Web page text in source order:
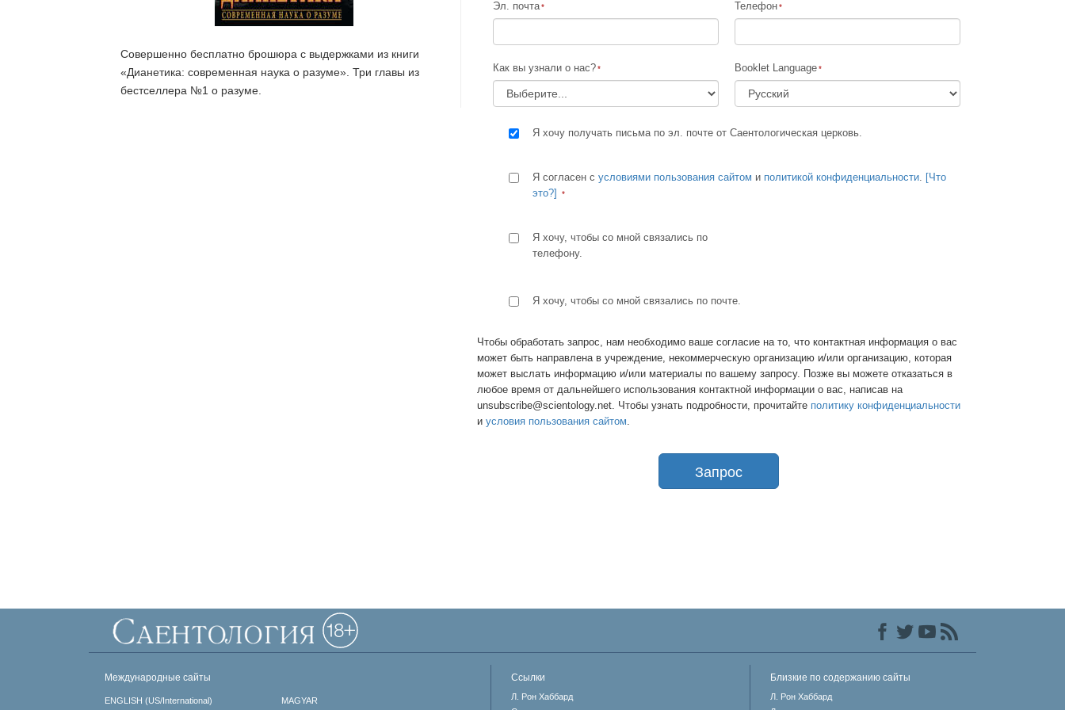
Что такое величие?
Решение проблемы наркотиков
Дети
Инструменты для использования
Расследования
Совершенно бесплатно брошюра с выдержками из книги
«Дианетика: современная наука о разуме». Три главы из
бестселлера №1 о разуме.
Эл. почта Телефон
Как вы узнали о нас? Booklet Language
Я хочу получать письма по эл. почте от Саентологическая церковь.
Я согласен с условиями пользования сайтом и политикой конфиденциальности. [Что
это?]
Я хочу, чтобы со мной связались по
телефону.
Я хочу, чтобы со мной связались по почте.
Чтобы обработать запрос, нам необходимо ваше согласие на то, что контактная информация о вас
может быть направлена в учреждение, некоммерческую организацию и/или организацию, которая
может выслать информацию и/или материалы по вашему запросу. Позже вы можете отказаться в
любое время от дальнейшего использования контактной информации о вас, написав на
unsubscribe@scientology.net. Чтобы узнать подробности, прочитайте политику конфиденциальности
и условия пользования сайтом.
Запрос
Международные сайты
ENGLISH (US/International) MAGYAR
Ссылки
Л. Рон Хаббард
Близкие по содержанию сайты
Л. Рон Хаббард